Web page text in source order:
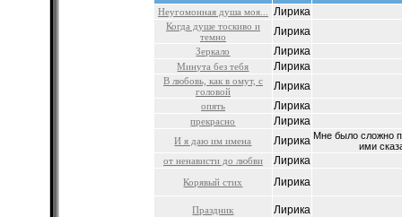
Неугомонная душа моя... Лирика
Когда душе тоскиво и
темно
Лирика
Зеркало Лирика
Минута без тебя Лирика
В любовь, как в омут, с
головой
Лирика
опять Лирика
прекрасно Лирика
И я даю им имена Лирика Мне было сложно
ими
от ненависти до любви
Лирика
Корявый стих Лирика
Праздник Лирика